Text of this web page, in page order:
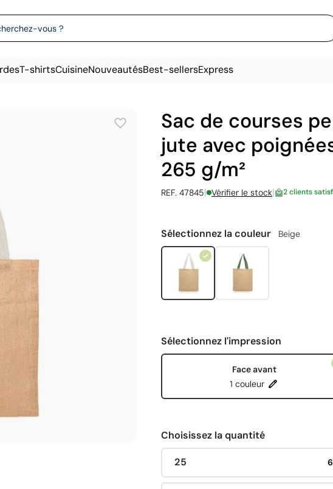
T-shirtsCuisineNouveautésBest-sellersExpress
Sac de courses
jute avec
265 g/m²
REF. 47845| Vérifier le stock| 2 clients
Sélectionnez la couleur Beige
Sélectionnez l'impression
Face avant
1 couleur
Choisissez la quantité
25